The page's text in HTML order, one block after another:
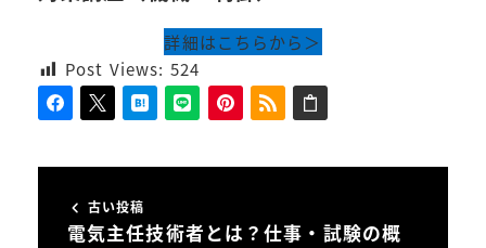
詳細はこちらから＞
Post Views: 524
古い投稿
電気主任技術者とは？仕事・試験の概